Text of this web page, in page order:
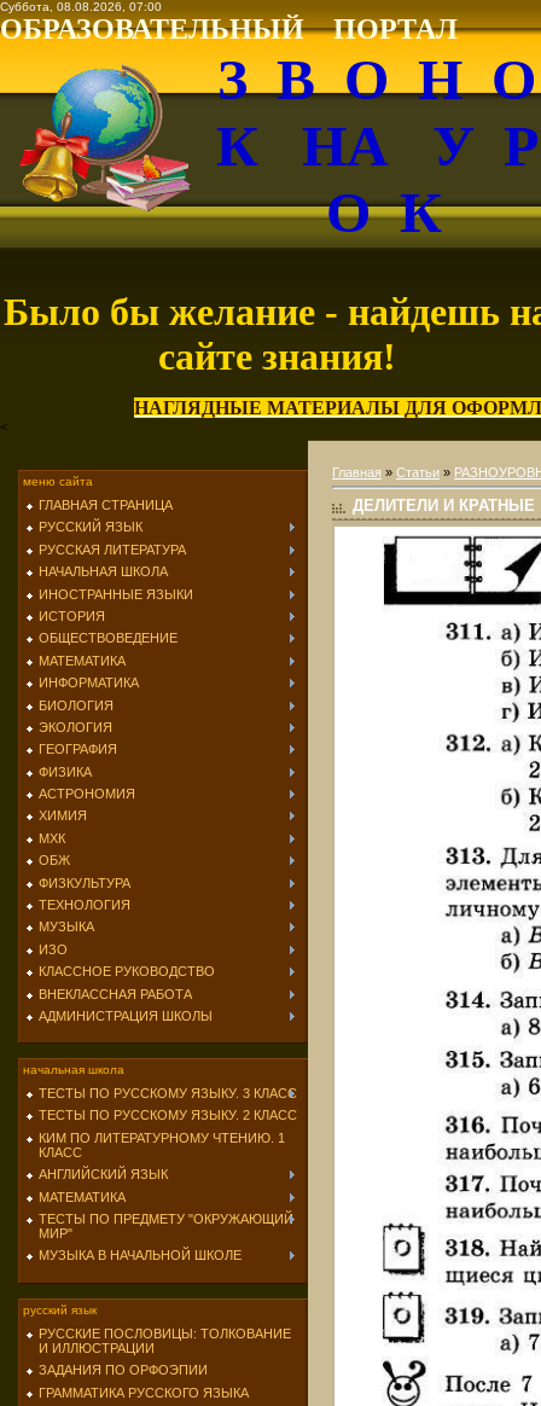
Суббота, 08.08.2026, 07:00
ОБРАЗОВАТЕЛЬНЫЙ ПОРТАЛ
З В О Н
К НА У
О К
Было бы желание - найдешь
сайте знания!
НАГЛЯДНЫЕ МАТЕРИАЛЫ ДЛЯ
<
меню сайта
ГЛАВНАЯ СТРАНИЦА
РУССКИЙ ЯЗЫК
РУССКАЯ ЛИТЕРАТУРА
НАЧАЛЬНАЯ ШКОЛА
ИНОСТРАННЫЕ ЯЗЫКИ
ИСТОРИЯ
ОБЩЕСТВОВЕДЕНИЕ
МАТЕМАТИКА
ИНФОРМАТИКА
БИОЛОГИЯ
ЭКОЛОГИЯ
ГЕОГРАФИЯ
ФИЗИКА
АСТРОНОМИЯ
ХИМИЯ
МХК
ОБЖ
ФИЗКУЛЬТУРА
ТЕХНОЛОГИЯ
МУЗЫКА
ИЗО
КЛАССНОЕ РУКОВОДСТВО
ВНЕКЛАССНАЯ РАБОТА
АДМИНИСТРАЦИЯ ШКОЛЫ
начальная школа
ТЕСТЫ ПО РУССКОМУ ЯЗЫКУ. 3 КЛАСС
ТЕСТЫ ПО РУССКОМУ ЯЗЫКУ. 2 КЛАСС
КИМ ПО ЛИТЕРАТУРНОМУ ЧТЕНИЮ. 1
КЛАСС
АНГЛИЙСКИЙ ЯЗЫК
МАТЕМАТИКА
ТЕСТЫ ПО ПРЕДМЕТУ "ОКРУЖАЮЩИЙ
МИР"
МУЗЫКА В НАЧАЛЬНОЙ ШКОЛЕ
русский язык
РУССКИЕ ПОСЛОВИЦЫ: ТОЛКОВАНИЕ
И ИЛЛЮСТРАЦИИ
ЗАДАНИЯ ПО ОРФОЭПИИ
ГРАММАТИКА РУССКОГО ЯЗЫКА
Главная » Статьи »
ДЕЛИТЕЛИ И КРАТНЫЕ